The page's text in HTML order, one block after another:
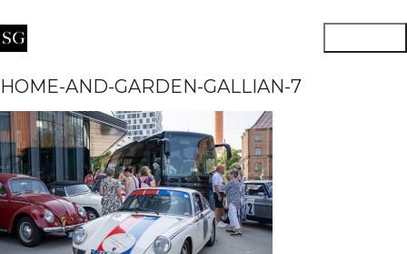
HOME-AND-GARDEN-GALLIAN-7